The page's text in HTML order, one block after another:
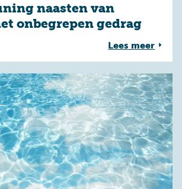
naasten van
onbegrepen gedrag
Lees meer